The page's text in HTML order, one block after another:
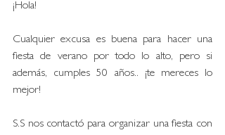
¡Hola!
Cualquier excusa es buena para hacer una
fiesta de verano por todo lo alto, pero si
además, cumples 50 años.. ¡te mereces lo
mejor!
S.S nos contactó para organizar una fiesta con